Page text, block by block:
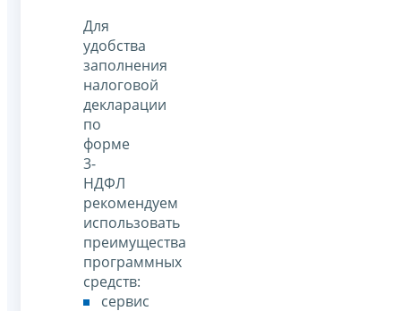
Для
удобства
заполнения
налоговой
декларации
по
форме
3-
НДФЛ
рекомендуем
использовать
преимущества
программных
средств:
сервис